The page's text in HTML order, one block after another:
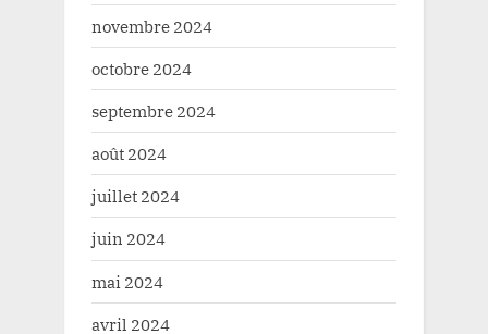
novembre 2024
octobre 2024
septembre 2024
août 2024
juillet 2024
juin 2024
mai 2024
avril 2024